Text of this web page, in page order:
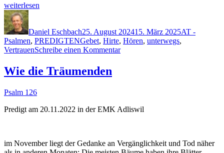
„Im
Gespräch
mit
der
Bibel
und Gott“
weit­er­lesen
Autor
Daniel Eschbach25. August 202415. März 2025AT -
Psalmen, PREDIGTENSchlagwörter
Gebet, Hirte, Hören, unterwegs,
VertrauenSchreibe einen Kommentarzu
Wie die Träumenden
Psalm 126
Predigt am 20.11.2022 in der EMK Adliswil
im Novem­ber liegt der Gedanke an Vergänglichkeit und Tod näher